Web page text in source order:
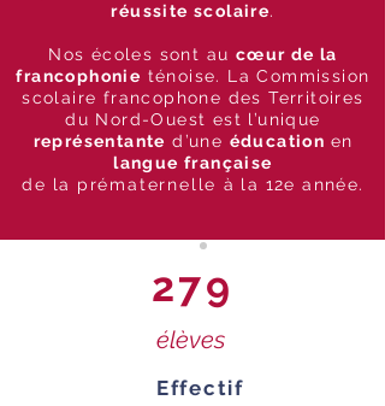
réussite scolaire.
Nos écoles sont au cœur de la
francophonie ténoise. La Commission
scolaire francophone des Territoires
du Nord-Ouest est l’unique
représentante d’une éducation en
langue française
de la prématernelle à la 12e année.
279
élèves
Effectif